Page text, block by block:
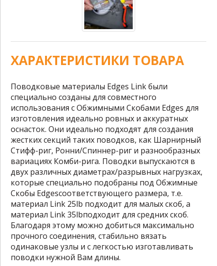
ХАРАКТЕРИСТИКИ ТОВАРА
Поводковые материалы Edges Link были
специально созданы для совместного
использования с Обжимными Скобами Edges для
изготовления идеально ровных и аккуратных
оснасток. Они идеально подходят для создания
жестких секций таких поводков, как Шарнирный
Стифф-риг, Ронни/Спиннер-риг и разнообразных
вариациях Комби-рига. Поводки выпускаются в
двух различных диаметрах/разрывных нагрузках,
которые специально подобраны под Обжимные
Скобы Edgesсоответствующего размера, т.е.
материал Link 25lb подходит для малых скоб, а
материал Link 35lbподходит для средних скоб.
Благодаря этому можно добиться максимально
прочного соединения, стабильно вязать
одинаковые узлы и с легкостью изготавливать
поводки нужной Вам длины.